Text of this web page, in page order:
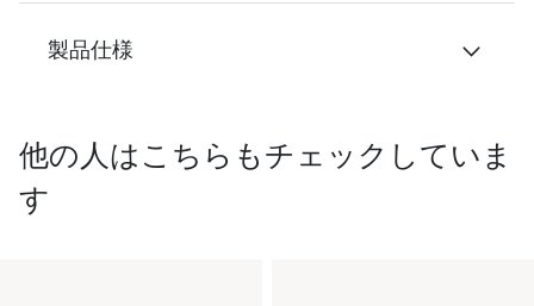
製品仕様
他の人はこちらもチェックしていま
す